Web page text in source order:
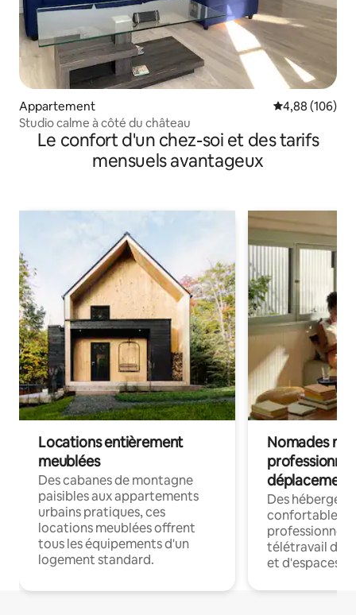
Appartement Évaluation
4,88 (106)
Studio calme à côté du château
Le confort d'un chez-soi et des tarifs
mensuels avantageux
Locations entièrement
meublées
Des cabanes de montagne
paisibles aux appartements
urbains pratiques, ces
locations meublées offrent
tous les équipements d'un
logement standard.
Nomades
déplacement
Des
confortables
professionnels
télétravail
et d'espaces